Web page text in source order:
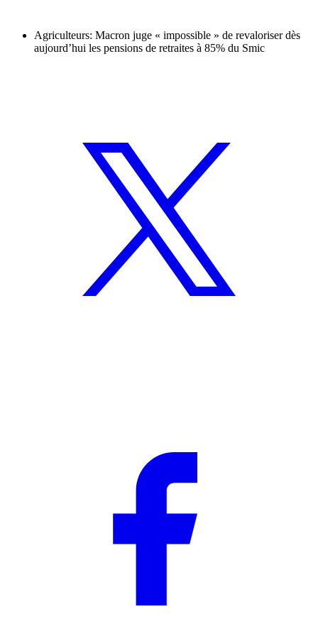
Agriculteurs: Macron juge « impossible » de revaloriser dès
aujourd’hui les pensions de retraites à 85% du Smic